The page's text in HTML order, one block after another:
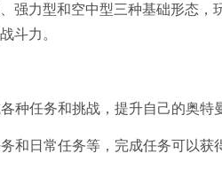
强力型和空中型三种基础形态，
斗力。
种任务和挑战，提升自己的奥特
和日常任务等，完成任务可以获